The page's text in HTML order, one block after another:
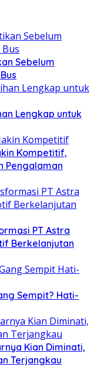
Sebelum
Lengkap untuk
Kompetitif,
Pengalaman
PT Astra
Berkelanjutan
Sempit? Hati-
Kian Diminati,
Terjangkau